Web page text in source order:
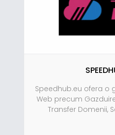
Speedhub.eu ofera o
Web precum
Transfer Domenii,